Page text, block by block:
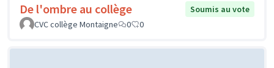
De l'ombre au collège
Soumis au vote
CVC collège Montaigne
0 0